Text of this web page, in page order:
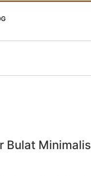
Bulat Minimalis